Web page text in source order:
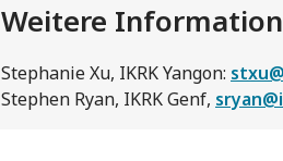
Weitere
Stephanie Xu, IKRK Yangon:
Stephen Ryan, IKRK Genf,